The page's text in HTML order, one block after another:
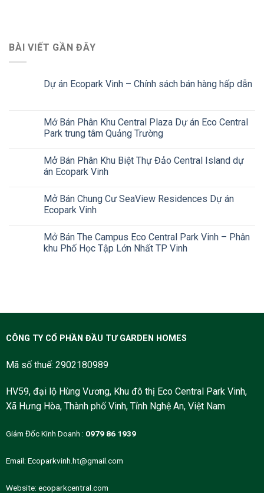
BÀI VIẾT GẦN ĐÂY
Dự án Ecopark Vinh – Chính sách bán hàng hấp dẫn
Mở Bán Phân Khu Central Plaza Dự án Eco Central
Park trung tâm Quảng Trường
Mở Bán Phân Khu Biệt Thự Đảo Central Island dự
án Ecopark Vinh
Mở Bán Chung Cư SeaView Residences Dự án
Ecopark Vinh
Mở Bán The Campus Eco Central Park Vinh – Phân
khu Phố Học Tập Lớn Nhất TP Vinh
CÔNG TY CỔ PHẦN ĐẦU TƯ GARDEN HOMES
Mã số thuế: 2902180989
HV59, đại lộ Hùng Vương, Khu đô thị Eco Central Park Vinh,
Xã Hưng Hòa, Thành phố Vinh, Tỉnh Nghệ An, Việt Nam
Giám Đốc Kinh Doanh : 0979 86 1939
Email: Ecoparkvinh.ht@gmail.com
Website: ecoparkcentral.com